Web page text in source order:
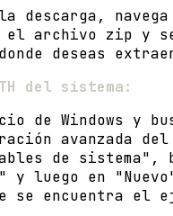
la descarga,
el archivo zip y
deseas
del sistema:
de Windows y
avanzada
de
luego en
se encuentra el